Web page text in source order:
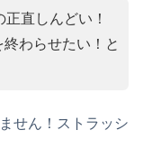
直しんどい！
わらせたい！と
せん！ストラッシ